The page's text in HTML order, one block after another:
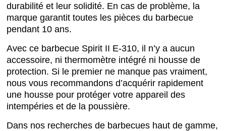
durabilité et leur solidité. En cas de problème, la
marque garantit toutes les pièces du barbecue
pendant 10 ans.
Avec ce barbecue Spirit II E-310, il n’y a aucun
accessoire, ni thermomètre intégré ni housse de
protection. Si le premier ne manque pas vraiment,
nous vous recommandons d’acquérir rapidement
une housse pour protéger votre appareil des
intempéries et de la poussière.
Dans nos recherches de barbecues haut de gamme,